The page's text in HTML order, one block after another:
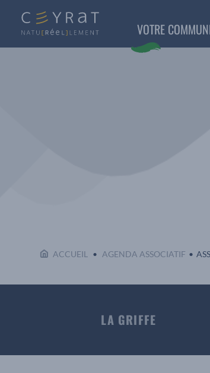
VOTRE
ACCUEIL AGENDA ASSOCIATIF EN
LA GRIFFE